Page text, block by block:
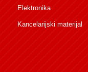
Elektronika
Kancelarijski materijal